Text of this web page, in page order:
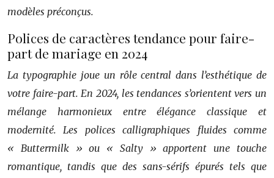
modèles préconçus.
Polices de caractères tendance pour faire-
part de mariage en 2024
La typographie joue un rôle central dans l’esthétique de
votre faire-part. En 2024, les tendances s’orientent vers un
mélange harmonieux entre élégance classique et
modernité. Les polices calligraphiques fluides comme
« Buttermilk » ou « Salty » apportent une touche
romantique, tandis que des sans-sérifs épurés tels que